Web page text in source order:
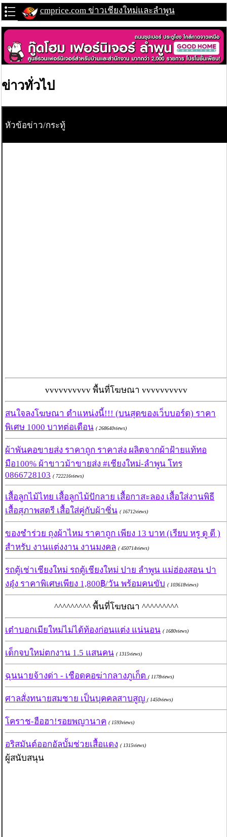
cmprice.com ข่าวเชียงใหม่และลำพูน
ข่าวทั่วไป
หัวข้อข่าว/กระทู้
vvvvvvvvvv พื้นที่โฆษณา vvvvvvvvvv
สนใจลงโฆษณา ตำแหน่งนี้!!! (บนสุดของเว็บบอร์ด) ราคา
พิเศษ 1000 บาทต่อเดือน ( 268640views)
ผ้าพันคอขายส่ง ราคาถูก ราคาส่ง ผลิตจากผ้าฝ้ายแท้ทอ
มือ100% ผ้าขาวม้าขายส่ง #เชียงใหม่-ลำพูน โทร
0866728103 ( 722216views)
เสื้อลูกไม้ไทย เสื้อลูกไม้ปักลาย เสื้อกาสะลอง เสื้อใส่งานพิธี
เสื้อสุภาพสตรี เสื้อใส่คู่กับผ้าซิ่น ( 16712views)
ของชำร่วย ถุงผ้าไหม ราคาถูก เพียง 13 บาท (เรียบ หรู ดู ดี )
สำหรับ งานแต่งงาน งานมงคล ( 450714views)
รถตู้เช่าเชียงใหม่ รถตู้เชียงใหม่ ปาย ลำพูน แม่ฮ่องสอน ปา
งอุ๋ง ราคาพิเศษเพียง 1,800฿/วัน พร้อมคนขับ ( 103618views)
^^^^^^^^^ พื้นที่โฆษณา ^^^^^^^^^
เต๋าบอกเมียใหม่ไม่ได้ท้องก่อนแต่ง แน่นอน ( 1680views)
เด็กจบใหม่ตกงาน 1.5 แสนคน ( 1315views)
ฉุนนายจ้างด่า - เชือดคอฆ่ากลางภูเก็ต ( 1178views)
ศาลสั่งทนายสมชาย เป็นบุคคลสาบสูญ ( 1450views)
โคราช-ฮือฮา!รอยพญานาค ( 1593views)
อริสมันต์ออกอัลบั้มช่วยเสื้อแดง ( 1315views)
ผู้สนับสนุน